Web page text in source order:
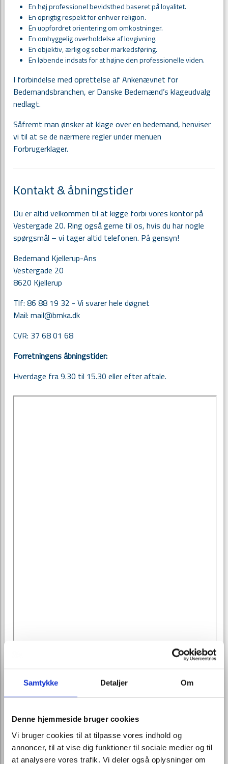
Samtykke Detaljer Om
Denne hjemmeside bruger cookies
Vi bruger cookies til at tilpasse vores indhold og
annoncer, til at vise dig funktioner til sociale medier og til
at analysere vores trafik. Vi deler også oplysninger om
En høj professionel bevidsthed baseret på loyalitet.
En oprigtig respekt for enhver religion.
En uopfordret orientering om omkostninger.
En omhyggelig overholdelse af lovgivning.
En objektiv, ærlig og sober markedsføring.
En løbende indsats for at højne den professionelle viden.
I forbindelse med oprettelse af Ankenævnet for
Bedemandsbranchen, er Danske Bedemænd’s klageudvalg
nedlagt.
Såfremt man ønsker at klage over en bedemand, henviser
vi til at se de nærmere regler under menuen
Forbrugerklager.
Kontakt & åbningstider
Du er altid velkommen til at kigge forbi vores kontor på
Vestergade 20. Ring også gerne til os, hvis du har nogle
spørgsmål – vi tager altid telefonen. På gensyn!
Bedemand Kjellerup-Ans
Vestergade 20
8620 Kjellerup
Tlf: 86 88 19 32 - Vi svarer hele døgnet
Mail:mail@bmka.dk
CVR: 37 68 01 68
Forretningens åbningstider:
Hverdage fra 9.30 til 15.30 eller efter aftale.
Adresse:
Post nr og by